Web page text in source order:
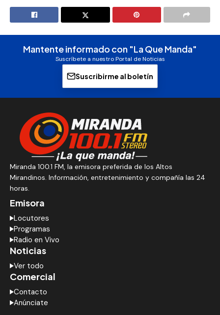
Mantente informado con "La Que Manda"
Suscríbete a nuestro Portal de Noticias
Suscribirme al boletín
Miranda 100.1 FM, la emisora preferida de los Altos
Mirandinos. Información, entretenimiento y compañía las 24
horas.
Emisora
Locutores
Programas
Radio en Vivo
Noticias
Ver todo
Comercial
Contacto
Anúnciate